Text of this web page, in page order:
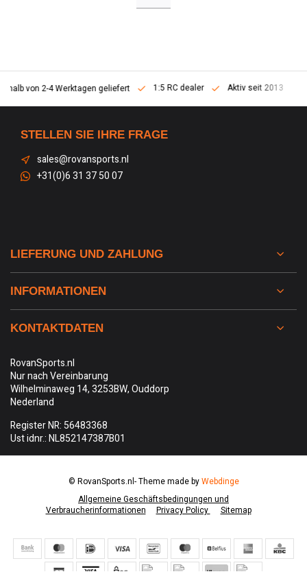
von 2-4 Werktagen geliefert 1:5 RC dealer Aktiv seit 2013
STELLEN SIE IHRE FRAGE
sales@rovansports.nl
+31(0)6 31 37 50 07
LIEFERUNG UND ZAHLUNG
INFORMATIONEN
KONTAKTDATEN
RovanSports.nl
Nur nach Vereinbarung
Wilhelminaweg 14, 3253BW, Ouddorp
Nederland
Register NR: 56483368
Ust idnr.: NL852147387B01
Allgemeine Geschäftsbedingungen und
Verbraucherinformationen
Privacy Policy Sitemap
© RovanSports.nl- Theme made byWebdinge